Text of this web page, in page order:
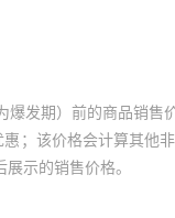
爆发期）前的商品销售
；该价格会计算其他
示的销售价格。